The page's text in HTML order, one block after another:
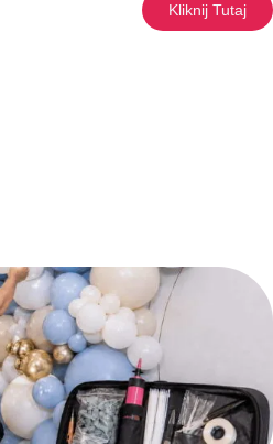
Kliknij Tutaj